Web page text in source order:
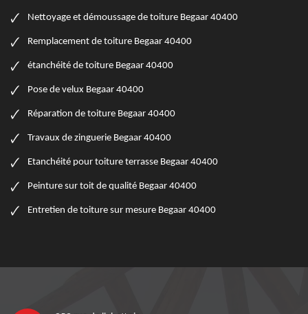
Nettoyage et démoussage de toiture Begaar 40400
Remplacement de toiture Begaar 40400
étanchéité de toiture Begaar 40400
Pose de velux Begaar 40400
Réparation de toiture Begaar 40400
Travaux de zinguerie Begaar 40400
Etanchéité pour toiture terrasse Begaar 40400
Peinture sur toit de qualité Begaar 40400
Entretien de toiture sur mesure Begaar 40400